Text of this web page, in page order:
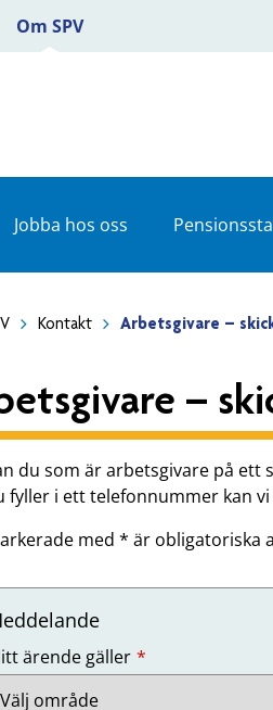
Om SPV
Jobba hos oss
Kontakt Arbetsgivare –
–
du som är arbetsgivare på ett
fyller i ett telefonnummer kan
med * är obligatoriska
ärende gäller